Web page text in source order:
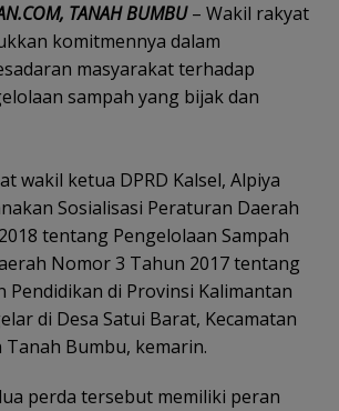
TANAH BUMBU– Wakil rakyat
komitmennya dalam
masyarakat terhadap
sampah yang bijak dan
wakil ketua DPRD Kalsel, Alpiya
Sosialisasi Peraturan Daerah
tentang Pengelolaan Sampah
Nomor 3 Tahun 2017 tentang
Pendidikan di Provinsi Kalimantan
di Desa Satui Barat, Kecamatan
Bumbu, kemarin.
perda tersebut memiliki peran